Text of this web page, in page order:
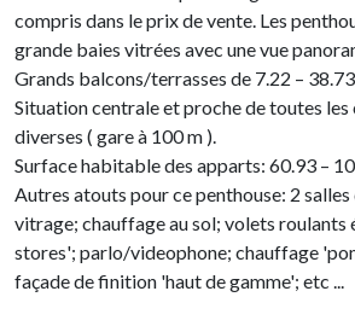
compris dans le prix de vente. Les
grande baies vitrées avec une vue
Grands balcons/terrasses de 7.22 – 38.73
Situation centrale et proche de toutes
diverses ( gare à 100 m ).
Surface habitable des apparts: 60.93 –
Autres atouts pour ce penthouse: 2
vitrage; chauffage au sol; volets
stores'; parlo/videophone; chauffage
façade de finition 'haut de gamme'; etc ...